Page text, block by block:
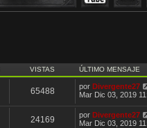
VISTAS ÚLTIMO MENSAJE
65488 por Divergente27
Mar Dic 03, 2019
24169 por Divergente27
Mar Dic 03, 2019